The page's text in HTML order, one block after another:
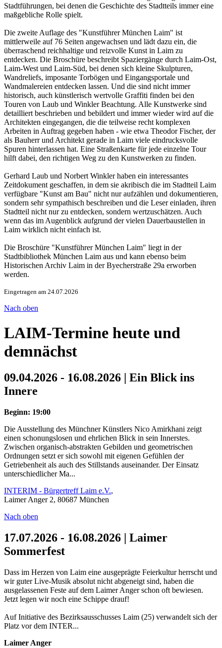
Stadtführungen, bei denen die Geschichte des Stadtteils immer eine
maßgebliche Rolle spielt.
Die zweite Auflage des "Kunstführer München Laim" ist
mittlerweile auf 76 Seiten angewachsen und lädt dazu ein, die
überraschend reichhaltige und reizvolle Kunst in Laim zu
entdecken. Die Broschüre beschreibt Spaziergänge durch Laim-Ost,
Laim-West und Laim-Süd, bei denen sich kleine Skulpturen,
Wandreliefs, imposante Torbögen und Eingangsportale und
Wandmalereien entdecken lassen. Und die sind nicht immer
historisch, auch künstlerisch wertvolle Graffiti finden bei den
Touren von Laub und Winkler Beachtung. Alle Kunstwerke sind
detailliert beschrieben und bebildert und immer wieder wird auf die
Architekten eingegangen, die die teilweise recht komplexen
Arbeiten in Auftrag gegeben haben - wie etwa Theodor Fischer, der
als Bauherr und Architekt gerade in Laim viele eindrucksvolle
Spuren hinterlassen hat. Eine Straßenkarte für jede einzelne Tour
hilft dabei, den richtigen Weg zu den Kunstwerken zu finden.
Gerhard Laub und Norbert Winkler haben ein interessantes
Zeitdokument geschaffen, in dem sie akribisch die im Stadtteil Laim
verfügbare "Kunst am Bau" nicht nur aufzählen und dokumentieren,
sondern sehr sympathisch beschreiben und die Leser einladen, ihren
Stadtteil nicht nur zu entdecken, sondern wertzuschätzen. Auch
wenn das im Augenblick aufgrund der vielen Dauerbaustellen in
Laim wirklich nicht einfach ist.
Die Broschüre "Kunstführer München Laim" liegt in der
Stadtbibliothek München Laim aus und kann ebenso beim
Historischen Archiv Laim in der Byecherstraße 29a erworben
werden.
Eingetragen am 24.07.2026
Nach oben
LAIM-Termine heute und
demnächst
09.04.2026 - 16.08.2026 | Ein Blick ins
Innere
Beginn: 19:00
Die Ausstellung des Münchner Künstlers Nico Amirkhani zeigt
einen schonungslosen und ehrlichen Blick in sein Innerstes.
Zwischen organisch-abstrakten Gebilden und geometrischen
Ordnungen setzt er sich sowohl mit eigenen Gefühlen der
Getriebenheit als auch des Stillstands auseinander. Der Einsatz
unterschiedlicher Ma...
INTERIM - Bürgertreff Laim e.V.,
Laimer Anger 2, 80687 München
Nach oben
17.07.2026 - 16.08.2026 | Laimer
Sommerfest
Dass im Herzen von Laim eine ausgeprägte Feierkultur herrscht und
wir guter Live-Musik absolut nicht abgeneigt sind, haben die
ausgelassenen Feste auf dem Laimer Anger schon oft bewiesen.
Jetzt legen wir noch eine Schippe drauf!
Auf Initiative des Bezirksausschusses Laim (25) verwandelt sich der
Platz vor dem INTER...
Laimer Anger